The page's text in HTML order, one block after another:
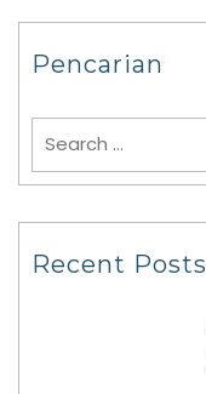
Pencarian
Recent Posts